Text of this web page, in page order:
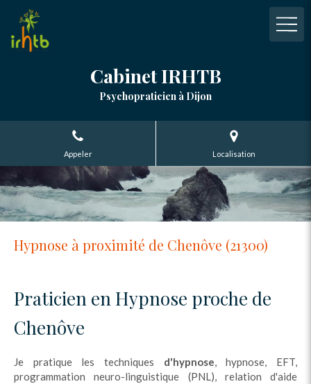
Cabinet IRHTB
Psychopraticien à Dijon
Appeler Localisation
Hypnose à proximité de Chenôve (21300)
Praticien en Hypnose proche de
Chenôve
Je pratique les techniques d'hypnose, hypnose, EFT,
programmation neuro-linguistique (PNL), relation d'aide